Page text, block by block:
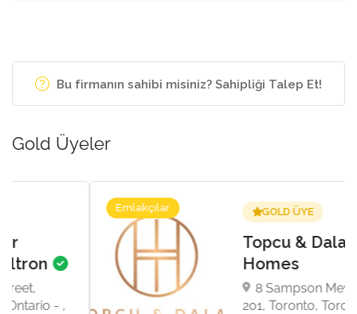
Bu firmanın sahibi misiniz? Sahipliği Talep Et!
Gold Üyeler
Topcu & Dalan
Homes
8 Sampson Mews, Suite
201, Toronto, Toronto,